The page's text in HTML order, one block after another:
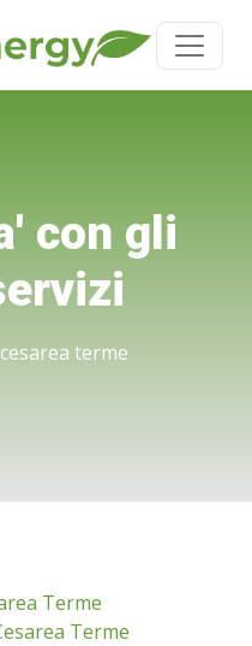
con gli
terme
Terme
Terme